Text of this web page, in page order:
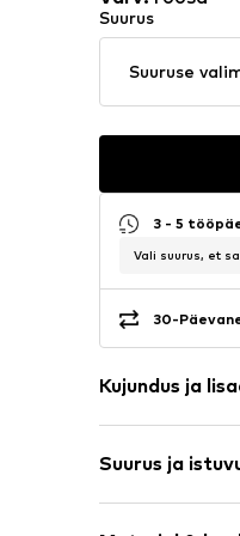
Suurus
Suuruse
3 - 5
Vali suurus, et
30-
Kujundus ja
Puuvill
Ebatasane
Suurus ja